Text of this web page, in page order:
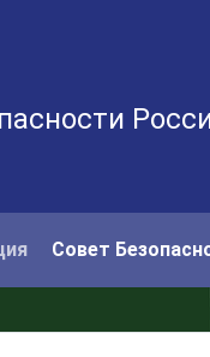
Совет